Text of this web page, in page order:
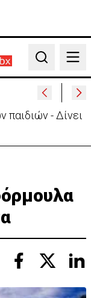
Search
- Τουλάχιστον